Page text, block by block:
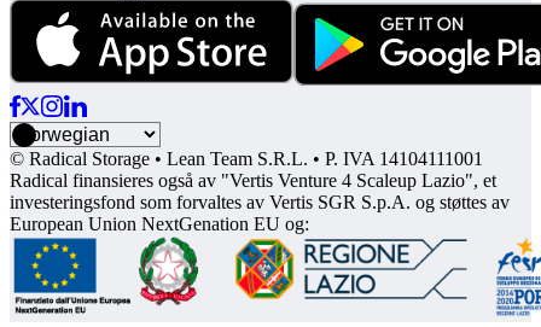
© Radical Storage • Lean Team S.R.L. • P. IVA 14104111001
Radical finansieres også av "Vertis Venture 4 Scaleup Lazio", et
investeringsfond som forvaltes av Vertis SGR S.p.A. og støttes av
European Union NextGenation EU og: